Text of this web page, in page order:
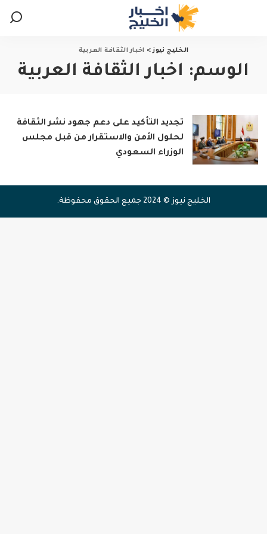
الخليج نيوز> اخبار الثقافة العربية
الوسم: اخبار الثقافة العربية
تجديد التأكيد على دعم جهود نشر الثقافة
لحلول الأمن والاستقرار من قبل مجلس
الوزراء السعودي
الخليج نيوز © 2024 جميع الحقوق محفوظة.